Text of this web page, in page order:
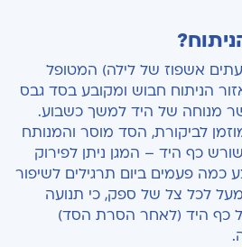
אשפוז של לילה) המטופל
הניתוח חבוש ומקובע בסד גבס
מנוחה של היד למשך כשבוע.
לביקורת, הסד מוסר והמנותח
כף היד – המגן ניתן לפירוק
פעמים ביום תרגילים לשיפור
מעל לכל צל של ספק, כי תנועה
כף היד (לאחר הסרת הסד)